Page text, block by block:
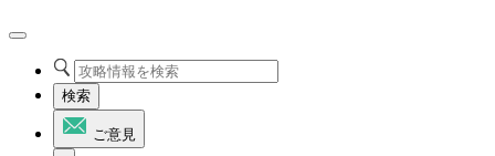
検索
ご意見